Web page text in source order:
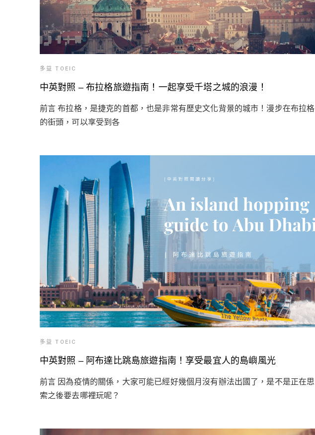
多益 TOEIC
中英對照 – 布拉格旅遊指南！一起享受千塔之城的浪漫！
前言 布拉格，是捷克的首都，也是非常有歷史文化背景的城市！漫步在布拉格
的街頭，可以享受到各
多益 TOEIC
中英對照 – 阿布達比跳島旅遊指南！享受最宜人的島嶼風光
前言 因為疫情的關係，大家可能已經好幾個月沒有辦法出國了，是不是正在思
索之後要去哪裡玩呢？